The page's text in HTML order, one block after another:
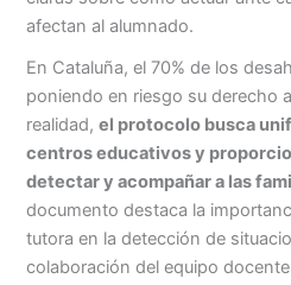
afectan al alumnado.
En Cataluña, el 70% de los
poniendo en riesgo su derecho
realidad,el protocolo busca
centros educativos y
detectar y acompañar a las
documento destaca la
tutora en la detección de
colaboración del equipo